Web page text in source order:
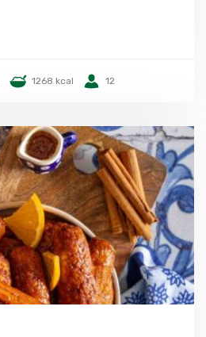
1268 kcal 12